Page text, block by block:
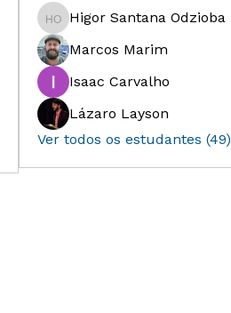
Higor Santana Odzioba
Higor Santana Odzioba
Marcos Marim
Isaac Carvalho
Lázaro Layson
Ver todos os estudantes (49)